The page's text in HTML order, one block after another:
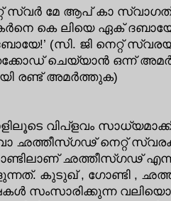
സ്വര്‍ മേ ആപ് കാ
കെ ലിയെ ഏക്
(സി. ജി നെറ്റ്
ചെയ്യാന്‍ ഒന്ന്
രണ്ട് അമര്‍ത്തുക)
വിപ്ളവം
ഛത്തീസ്ഗഢ് നെറ്റ്
ഛത്തീസ്ഗഢ്
കുടുഖ് , ഗോണ്ടി ,
സംസാരിക്കുന്ന